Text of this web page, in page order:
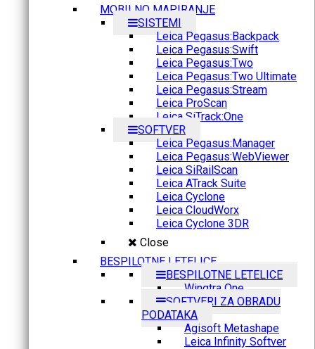
MOBILNO MAPIRANJE
SISTEMI
Leica Pegasus:Backpack
Leica Pegasus:Swift
Leica Pegasus:Two
Leica Pegasus:Two Ultimate
Leica Pegasus:Stream
Leica ProScan
Leica SiTrack:One
SOFTVER
Leica Pegasus:Manager
Leica Pegasus:WebViewer
Leica SiRailScan
Leica ATrack Suite
Leica Cyclone
Leica CloudWorx
Leica Cyclone 3DR
Close
BESPILOTNE LETELICE
BESPILOTNE LETELICE
Wingtra One
SOFTVERI ZA OBRADU
PODATAKA
Agisoft Metashape
Leica Infinity Softver